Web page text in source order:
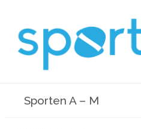
Sporten A – M